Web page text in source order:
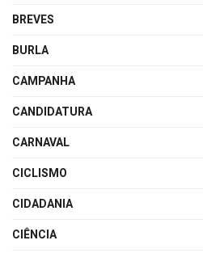
BREVES
BURLA
CAMPANHA
CANDIDATURA
CARNAVAL
CICLISMO
CIDADANIA
CIÊNCIA